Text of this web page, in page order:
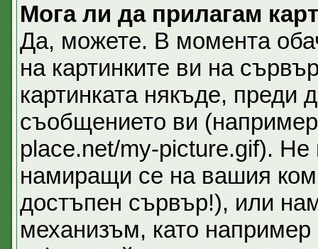
Мога ли да прилагам
Да, можете. В момента
на картинките ви на
картинката някъде,
съобщението ви
place.net/my-picture.gif). Не
намиращи се на вашия
достъпен сървър!), или
механизъм, като